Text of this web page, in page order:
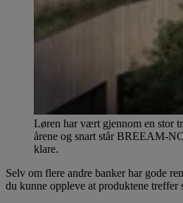
Løren har vært gjennom en stor
årene og snart står BREEAM-
klare.
Selv om flere andre banker har gode
du kunne oppleve at produktene treffer